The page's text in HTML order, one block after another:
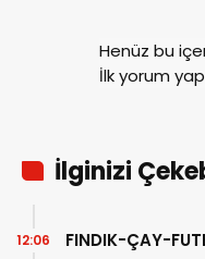
Henüz bu
İlk yorum
İlginizi
FINDIK-ÇAY-
12:06